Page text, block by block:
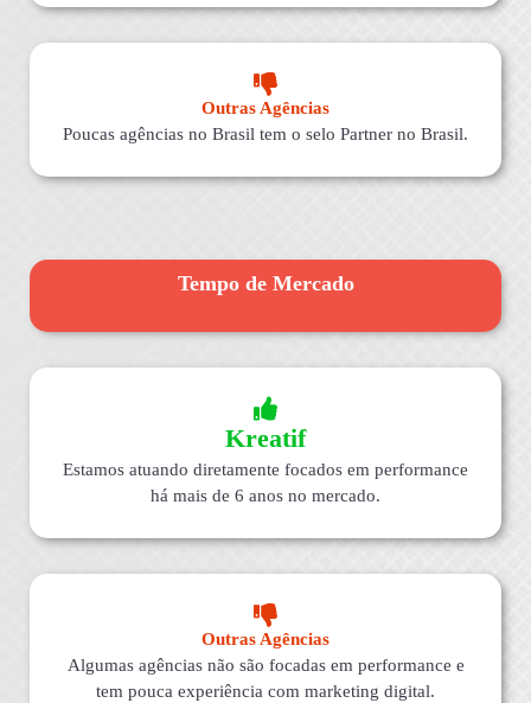
Outras Agências
Poucas agências no Brasil tem o selo Partner no Brasil.
Tempo de Mercado
Kreatif
Estamos atuando diretamente focados em performance
há mais de 6 anos no mercado.
Outras Agências
Algumas agências não são focadas em performance e
tem pouca experiência com marketing digital.